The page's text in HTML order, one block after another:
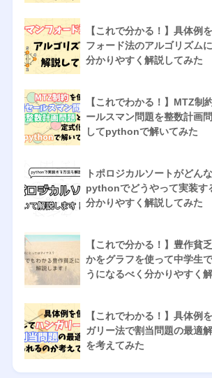
【これで分かる！】具体例
フォード法のアルゴリズム
分かりやすく解説してみた
【これでわかる！】MTZ制
ールスマン問題を整数計画
してpythonで解いてみた
トポロジカルソートがどん
pythonでどうやって実装す
分かりやすく解説してみた
【これで分かる！】豊作貧
かをグラフを使って中学生
うになるべく分かりやすく
【これでわかる！】具体例
ガリー法で割当問題の最適
を考えてみた